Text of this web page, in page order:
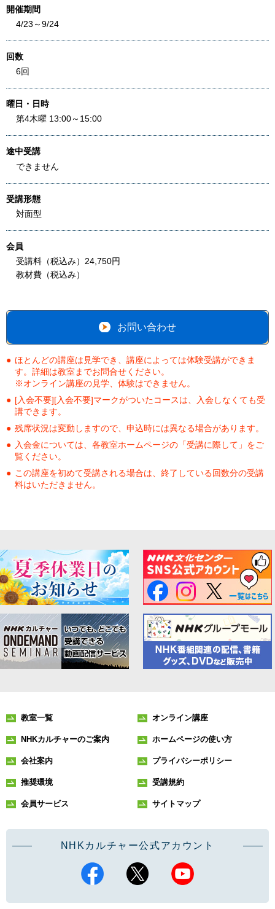
開催期間
4/23～9/24
回数
6回
曜日・日時
第4木曜 13:00～15:00
途中受講
できません
受講形態
対面型
会員
受講料（税込み）24,750円
教材費（税込み）
お問い合わせ
ほとんどの講座は見学でき、講座によっては体験受講ができま
す。詳細は教室までお問合せください。
※オンライン講座の見学、体験はできません。
[入会不要][入会不要]マークがついたコースは、入会しなくても受
講できます。
残席状況は変動しますので、申込時には異なる場合があります。
入会金については、各教室ホームページの「受講に際して」をご
覧ください。
この講座を初めて受講される場合は、終了している回数分の受講
料はいただきません。
教室一覧 オンライン講座
NHKカルチャーのご案内 ホームページの使い方
会社案内 プライバシーポリシー
推奨環境 受講規約
会員サービス サイトマップ
NHKカルチャー公式アカウント